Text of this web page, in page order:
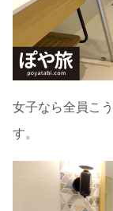
女子なら全員こ
す。